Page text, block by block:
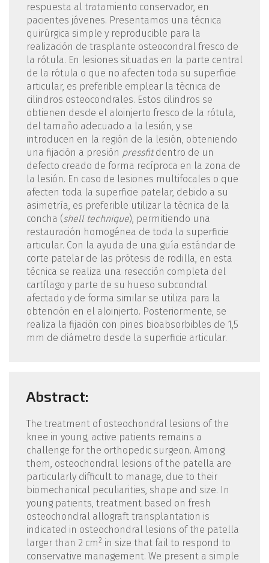
respuesta al tratamiento conservador, en
pacientes jóvenes. Presentamos una técnica
quirúrgica simple y reproducible para la
realización de trasplante osteocondral fresco de
la rótula. En lesiones situadas en la parte central
de la rótula o que no afecten toda su superficie
articular, es preferible emplear la técnica de
cilindros osteocondrales. Estos cilindros se
obtienen desde el aloinjerto fresco de la rótula,
del tamaño adecuado a la lesión, y se
introducen en la región de la lesión, obteniendo
una fijación a presión pressfitdentro de un
defecto creado de forma recíproca en la zona de
la lesión. En caso de lesiones multifocales o que
afecten toda la superficie patelar, debido a su
asimetría, es preferible utilizar la técnica de la
concha (shell technique), permitiendo una
restauración homogénea de toda la superficie
articular. Con la ayuda de una guía estándar de
corte patelar de las prótesis de rodilla, en esta
técnica se realiza una resección completa del
cartílago y parte de su hueso subcondral
afectado y de forma similar se utiliza para la
obtención en el aloinjerto. Posteriormente, se
realiza la fijación con pines bioabsorbibles de 1,5
mm de diámetro desde la superficie articular.
Abstract:
The treatment of osteochondral lesions of the
knee in young, active patients remains a
challenge for the orthopedic surgeon. Among
them, osteochondral lesions of the patella are
particularly difficult to manage, due to their
biomechanical peculiarities, shape and size. In
young patients, treatment based on fresh
osteochondral allograft transplantation is
indicated in osteochondral lesions of the patella
larger than 2 cm2 in size that fail to respond to
conservative management. We present a simple